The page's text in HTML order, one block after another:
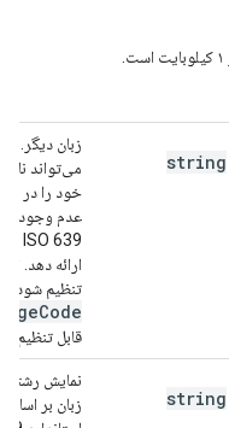
string
زبان دیگر.
می‌تواند نام
خود را در
عدم وجود کد
ارائه دهد.
تنظیم شود،
Code
قابل تنظیم
string
نمایش
زبان بر اساس